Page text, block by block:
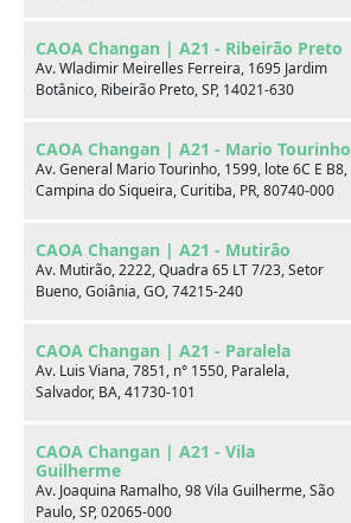
CAOA Changan | A21 - Ribeirão Preto
Av. Wladimir Meirelles Ferreira, 1695 Jardim
Botânico, Ribeirão Preto, SP, 14021-630
CAOA Changan | A21 - Mario Tourinho
Av. General Mario Tourinho, 1599, lote 6C E B8,
Campina do Siqueira, Curitiba, PR, 80740-000
CAOA Changan | A21 - Mutirão
Av. Mutirão, 2222, Quadra 65 LT 7/23, Setor
Bueno, Goiânia, GO, 74215-240
CAOA Changan | A21 - Paralela
Av. Luis Viana, 7851, n° 1550, Paralela,
Salvador, BA, 41730-101
CAOA Changan | A21 - Vila
Guilherme
Av. Joaquina Ramalho, 98 Vila Guilherme, São
Paulo, SP, 02065-000
Peugeot 208
Seminovos CAOA - Clélia
Por:R$82.990,00
Final da placa